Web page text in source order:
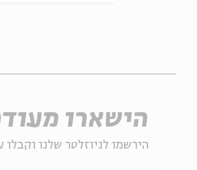
הישארו
הירשמו לניוזלטר שלנו וקבלו